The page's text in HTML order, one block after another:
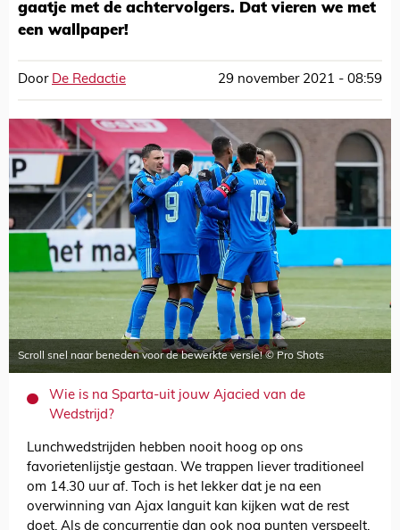
gaatje met de achtervolgers. Dat vieren we met
een wallpaper!
Door De Redactie 29 november 2021 - 08:59
Scroll snel naar beneden voor de bewerkte versie! © Pro Shots
Wie is na Sparta-uit jouw Ajacied van de
Wedstrijd?
Lunchwedstrijden hebben nooit hoog op ons
favorietenlijstje gestaan. We trappen liever traditioneel
om 14.30 uur af. Toch is het lekker dat je na een
overwinning van Ajax languit kan kijken wat de rest
doet. Als de concurrentie dan ook nog punten verspeelt,